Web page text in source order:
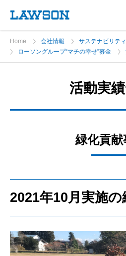
Home 会社情報 サステナビリティ
ローソングループ“マチの幸せ”募金
活動実
緑化貢献
2021年10月実施の